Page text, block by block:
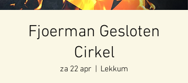
Fjoerman Gesloten
Cirkel
za 22 apr Lekkum